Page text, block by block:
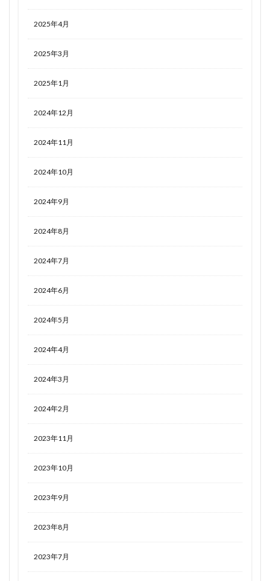
2025年4月
2025年3月
2025年1月
2024年12月
2024年11月
2024年10月
2024年9月
2024年8月
2024年7月
2024年6月
2024年5月
2024年4月
2024年3月
2024年2月
2023年11月
2023年10月
2023年9月
2023年8月
2023年7月